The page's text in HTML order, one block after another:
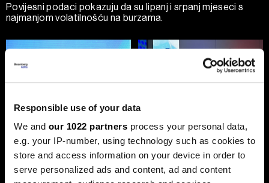
Responsible use of your data
We and our 1022 partners process your personal data,
e.g. your IP-number, using technology such as cookies to
store and access information on your device in order to
serve personalized ads and content, ad and content
Povijesni podaci pokazuju da su lipanj i srpanj mjeseci s
najmanjom volatilnošću na burzama.
Sezona rezultata u fokusu:
Končar predvodi regiju
Globalne berze tresu rizici,
regionalni prvaci nižu rekorde